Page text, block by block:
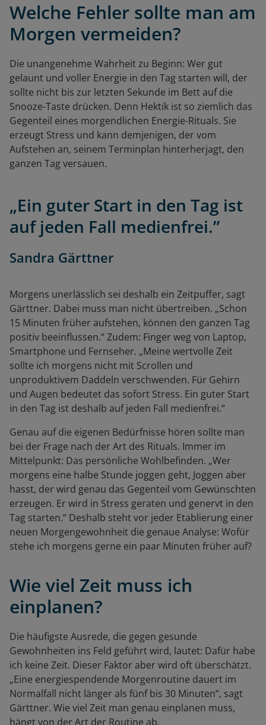
Welche Fehler sollte man am
Morgen vermeiden?
Die unangenehme Wahrheit zu Beginn: Wer gut
gelaunt und voller Energie in den Tag starten will, der
sollte nicht bis zur letzten Sekunde im Bett auf die
Snooze-Taste drücken. Denn Hektik ist so ziemlich das
Gegenteil eines morgendlichen Energie-Rituals. Sie
erzeugt Stress und kann demjenigen, der vom
Aufstehen an, seinem Terminplan hinterherjagt, den
ganzen Tag versauen.
„Ein guter Start in den Tag ist
auf jeden Fall medienfrei.”
Sandra Gärttner
Morgens unerlässlich sei deshalb ein Zeitpuffer, sagt
Gärttner. Dabei muss man nicht übertreiben. „Schon
15 Minuten früher aufstehen, können den ganzen Tag
positiv beeinflussen.“ Zudem: Finger weg von Laptop,
Smartphone und Fernseher. „Meine wertvolle Zeit
sollte ich morgens nicht mit Scrollen und
unproduktivem Daddeln verschwenden. Für Gehirn
und Augen bedeutet das sofort Stress. Ein guter Start
in den Tag ist deshalb auf jeden Fall medienfrei.“
Genau auf die eigenen Bedürfnisse hören sollte man
bei der Frage nach der Art des Rituals. Immer im
Mittelpunkt: Das persönliche Wohlbefinden. „Wer
morgens eine halbe Stunde joggen geht, Joggen aber
hasst, der wird genau das Gegenteil vom Gewünschten
erzeugen. Er wird in Stress geraten und genervt in den
Tag starten.“ Deshalb steht vor jeder Etablierung einer
neuen Morgengewohnheit die genaue Analyse: Wofür
stehe ich morgens gerne ein paar Minuten früher auf?
Wie viel Zeit muss ich
einplanen?
Die häufigste Ausrede, die gegen gesunde
Gewohnheiten ins Feld geführt wird, lautet: Dafür habe
ich keine Zeit. Dieser Faktor aber wird oft überschätzt.
„Eine energiespendende Morgenroutine dauert im
Normalfall nicht länger als fünf bis 30 Minuten“, sagt
Gärttner. Wie viel Zeit man genau einplanen muss,
hängt von der Art der Routine ab.